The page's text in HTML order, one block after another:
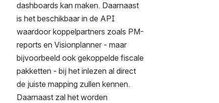
dashboards kan maken. Daarnaast
is het beschikbaar in de API
waardoor koppelpartners zoals PM-
reports en Visionplanner - maar
bijvoorbeeld ook gekoppelde fiscale
pakketten - bij het inlezen al direct
de juiste mapping zullen kennen.
Daarnaast zal het worden